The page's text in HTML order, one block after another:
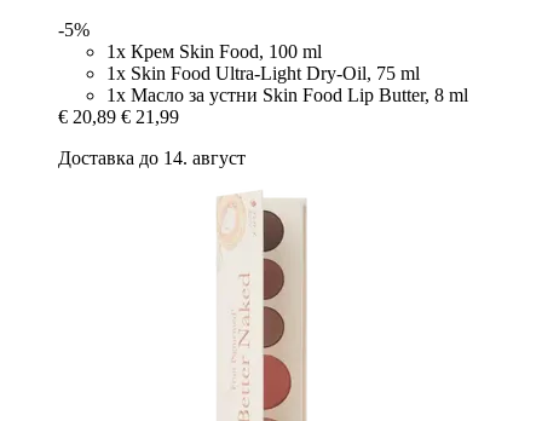
-5%
1x Крем Skin Food, 100 ml
1x Skin Food Ultra-Light Dry-Oil, 75 ml
1x Масло за устни Skin Food Lip Butter, 8 ml
€ 20,89 € 21,99
Доставка до 14. август